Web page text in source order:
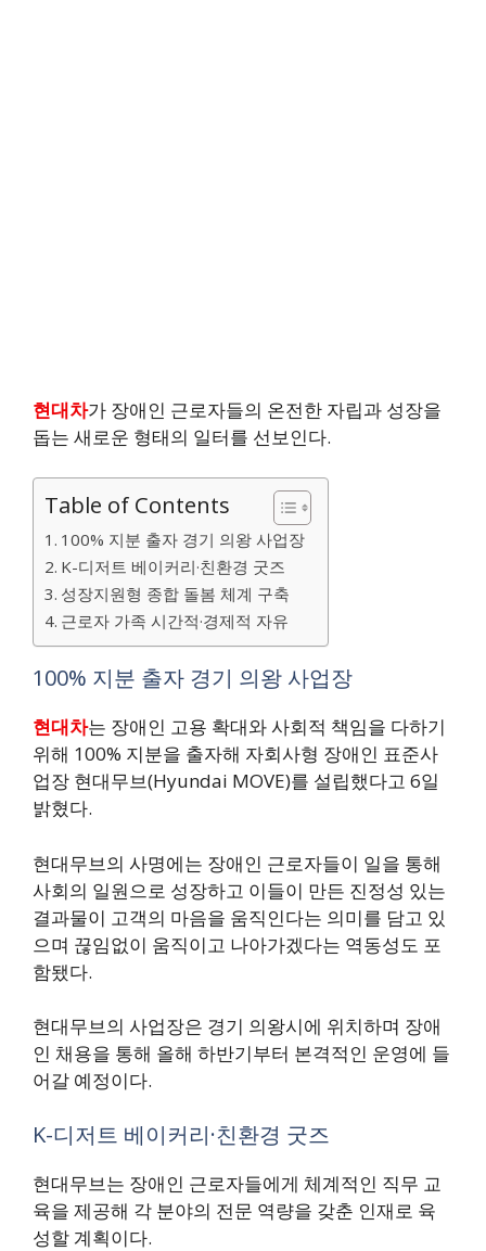
현대차가 장애인 근로자들의 온전한 자립과 성장을
돕는 새로운 형태의 일터를 선보인다.
Table of Contents
100% 지분 출자 경기 의왕 사업장
K-디저트 베이커리·친환경 굿즈
성장지원형 종합 돌봄 체계 구축
근로자 가족 시간적·경제적 자유
100% 지분 출자 경기 의왕 사업장
현대차는 장애인 고용 확대와 사회적 책임을 다하기
위해 100% 지분을 출자해 자회사형 장애인 표준사
업장 현대무브(Hyundai MOVE)를 설립했다고 6일
밝혔다.
현대무브의 사명에는 장애인 근로자들이 일을 통해
사회의 일원으로 성장하고 이들이 만든 진정성 있는
결과물이 고객의 마음을 움직인다는 의미를 담고 있
으며 끊임없이 움직이고 나아가겠다는 역동성도 포
함됐다.
현대무브의 사업장은 경기 의왕시에 위치하며 장애
인 채용을 통해 올해 하반기부터 본격적인 운영에 들
어갈 예정이다.
K-디저트 베이커리·친환경 굿즈
현대무브는 장애인 근로자들에게 체계적인 직무 교
육을 제공해 각 분야의 전문 역량을 갖춘 인재로 육
성할 계획이다.